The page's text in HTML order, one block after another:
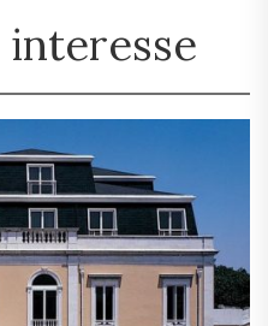
interesse